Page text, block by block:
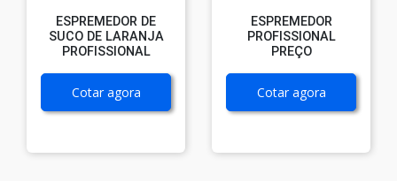
ESPREMEDOR DE
SUCO DE LARANJA
PROFISSIONAL
Cotar agora
ESPREMEDOR
PROFISSIONAL
PREÇO
Cotar agora